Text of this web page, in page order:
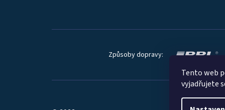
Tento web
vyjadřujete
Způsoby dopravy: